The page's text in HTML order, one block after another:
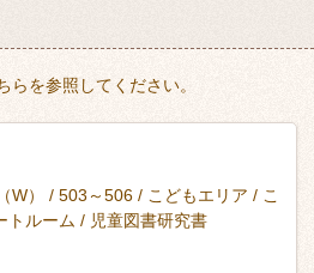
を参照してください。
W） / 503～506 / こどもエリア / こ
トルーム / 児童図書研究書